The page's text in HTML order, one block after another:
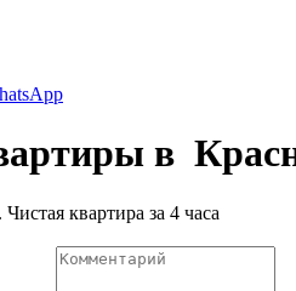
в
квартира за 4 часа